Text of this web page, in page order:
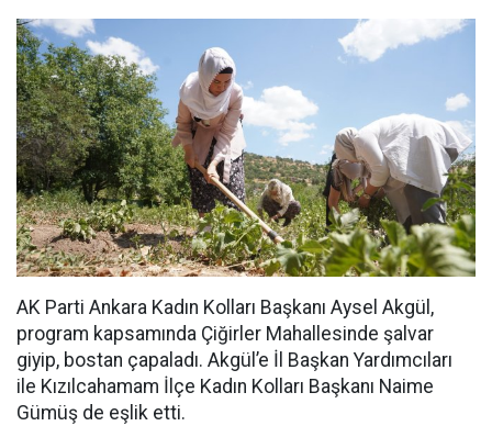
AK Parti Ankara Kadın Kolları Başkanı Aysel Akgül,
program kapsamında Çiğirler Mahallesinde şalvar
giyip, bostan çapaladı. Akgül’e İl Başkan Yardımcıları
ile Kızılcahamam İlçe Kadın Kolları Başkanı Naime
Gümüş de eşlik etti.